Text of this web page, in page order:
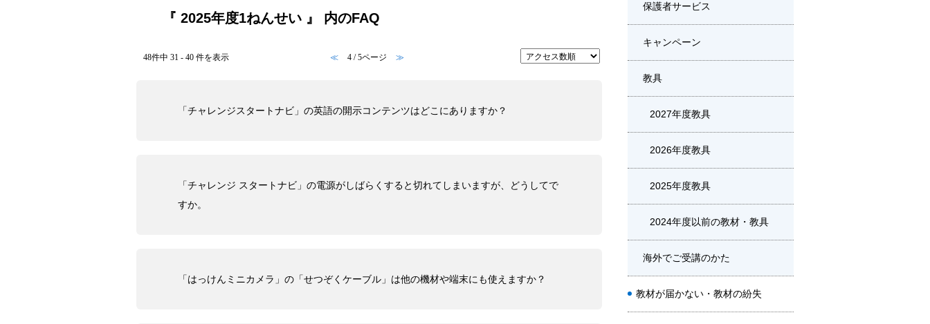
保護者サービス
キャンペーン
教具
2027年度教具
2026年度教具
2025年度教具
2024年度以前の教材・教具
海外でご受講のかた
教材が届かない・教材の紛失
『 2025年度1ねんせい 』 内のFAQ
48件中 31 - 40 件を表示 ≪ 4 / 5ページ ≫
「チャレンジスタートナビ」の英語の開示コンテンツはどこにありますか？
「チャレンジ スタートナビ」の電源がしばらくすると切れてしまいますが、どうしてで
すか。
「はっけんミニカメラ」の「せつぞくケーブル」は他の機材や端末にも使えますか？